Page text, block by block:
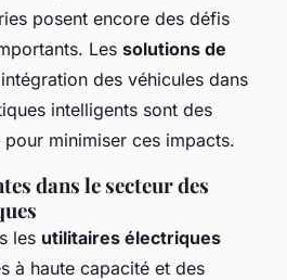
posent encore des défis
Les solutions de
des véhicules dans
intelligents sont des
minimiser ces impacts.
dans le secteur des
les utilitaires électriques
à haute capacité et des